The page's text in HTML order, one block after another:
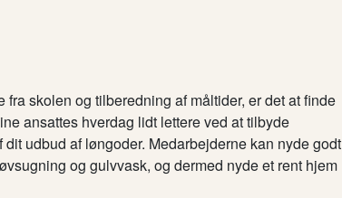
skolen og tilberedning af måltider, er det at finde
ansattes hverdag lidt lettere ved at tilbyde
udbud af løngoder. Medarbejderne kan nyde godt
og gulvvask, og dermed nyde et rent hjem